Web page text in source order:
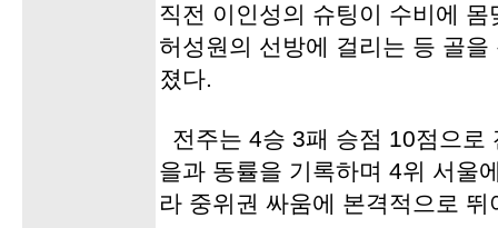
직전 이인성의 슈팅이 수비에
허성원의 선방에 걸리는 등 골
졌다.
전주는 4승 3패 승점 10점으로
을과 동률을 기록하며 4위 서울
라 중위권 싸움에 본격적으로 뛰